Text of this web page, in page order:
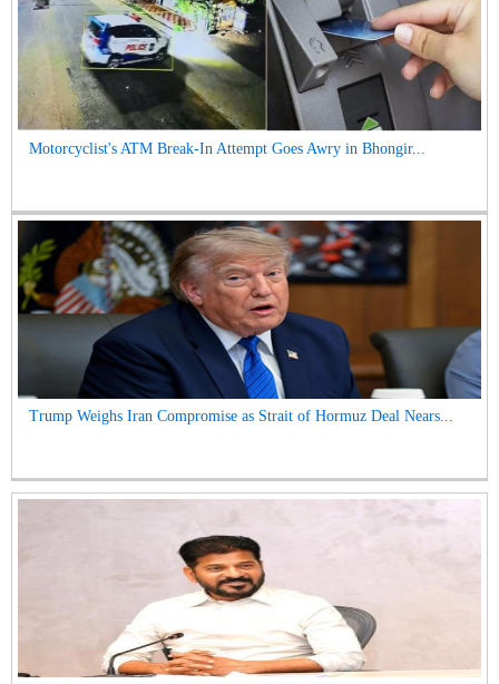
Motorcyclist's ATM Break-In Attempt Goes Awry in Bhongir...
Trump Weighs Iran Compromise as Strait of Hormuz Deal Nears...